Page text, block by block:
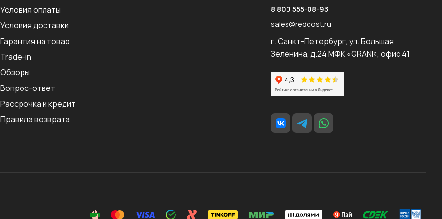
Условия оплаты
Условия доставки
Гарантия на товар
Trade-in
Обзоры
Вопрос-ответ
Рассрочка и кредит
Правила возврата
8 800 555-08-93
sales@redcost.ru
г. Санкт-Петербург, ул. Большая
Зеленина, д.24 МФК «GRANI», офис 41